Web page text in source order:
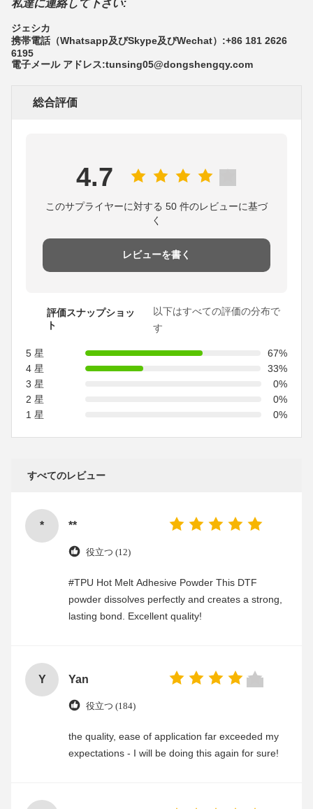
私達に連絡して下さい:
ジェシカ
携帯電話（Whatsapp及びSkype及びWechat）:+86 181 2626
6195
電子メール アドレス:tunsing05@dongshengqy.com
総合評価
4.7
このサプライヤーに対する 50 件のレビューに基づ
く
レビューを書く
評価スナップショッ
ト
以下はすべての評価の分布で
す
5 星
67%
4 星
33%
3 星
0%
2 星
0%
1 星
0%
すべてのレビュー
* **
役立つ (12)
#TPU Hot Melt Adhesive Powder This DTF
powder dissolves perfectly and creates a strong,
lasting bond. Excellent quality!
Y Yan
役立つ (184)
the quality, ease of application far exceeded my
expectations - I will be doing this again for sure!